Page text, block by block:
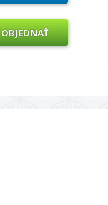
OBJEDNAŤ